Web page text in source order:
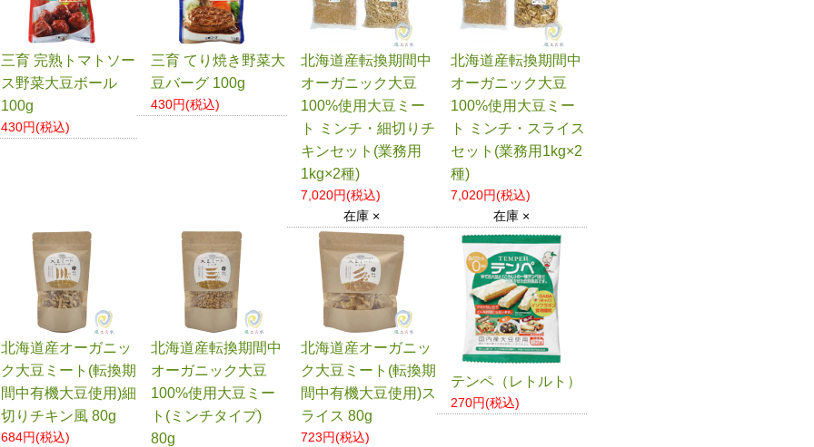
三育 完熟トマトソー
ス野菜大豆ボール
100g
430円(税込)
三育 てり焼き野菜大
豆バーグ 100g
430円(税込)
北海道産転換期間中
オーガニック大豆
100%使用大豆ミー
ト ミンチ・細切りチ
キンセット(業務用
1kg×2種)
7,020円(税込)
在庫 ×
北海道産転換期間中
オーガニック大豆
100%使用大豆ミー
ト ミンチ・スライス
セット(業務用1kg×2
種)
7,020円(税込)
在庫 ×
北海道産オーガニッ
ク大豆ミート(転換期
間中有機大豆使用)細
切りチキン風 80g
684円(税込)
北海道産転換期間中
オーガニック大豆
100%使用大豆ミー
ト(ミンチタイプ)
80g
北海道産オーガニッ
ク大豆ミート(転換期
間中有機大豆使用)ス
ライス 80g
723円(税込)
テンペ（レトルト）
270円(税込)